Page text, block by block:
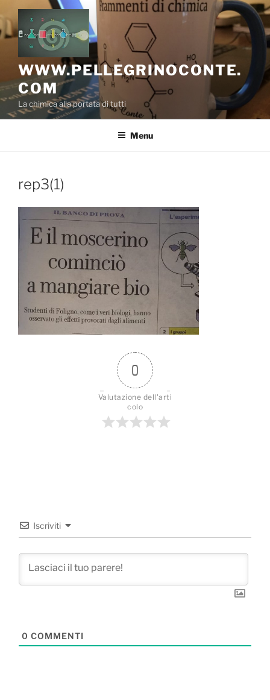
Salta
al
contenuto
WWW.PELLEGRINOCONTE.
COM
La chimica alla portata di tutti
Menu
rep3(1)
0
Valutazione dell'arti
colo
Iscriviti
0 COMMENTI